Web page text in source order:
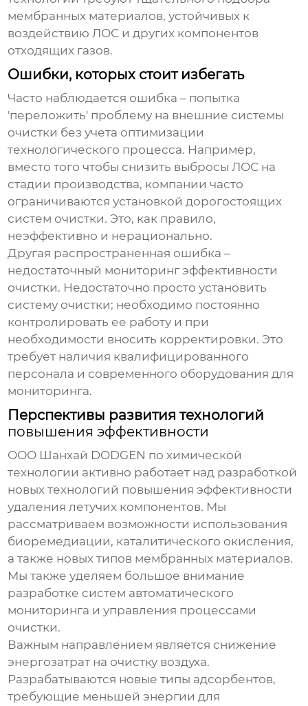
мембранных материалов, устойчивых к
воздействию ЛОС и других компонентов
отходящих газов.
Ошибки, которых стоит избегать
Часто наблюдается ошибка – попытка
'переложить' проблему на внешние системы
очистки без учета оптимизации
технологического процесса. Например,
вместо того чтобы снизить выбросы ЛОС на
стадии производства, компании часто
ограничиваются установкой дорогостоящих
систем очистки. Это, как правило,
неэффективно и нерационально.
Другая распространенная ошибка –
недостаточный мониторинг эффективности
очистки. Недостаточно просто установить
систему очистки; необходимо постоянно
контролировать ее работу и при
необходимости вносить корректировки. Это
требует наличия квалифицированного
персонала и современного оборудования для
мониторинга.
Перспективы развития технологий
повышения эффективности
ООО Шанхай DODGEN по химической
технологии активно работает над разработкой
новых технологий повышения эффективности
удаления летучих компонентов. Мы
рассматриваем возможности использования
биоремедиации, каталитического окисления,
а также новых типов мембранных материалов.
Мы также уделяем большое внимание
разработке систем автоматического
мониторинга и управления процессами
очистки.
Важным направлением является снижение
энергозатрат на очистку воздуха.
Разрабатываются новые типы адсорбентов,
требующие меньшей энергии для